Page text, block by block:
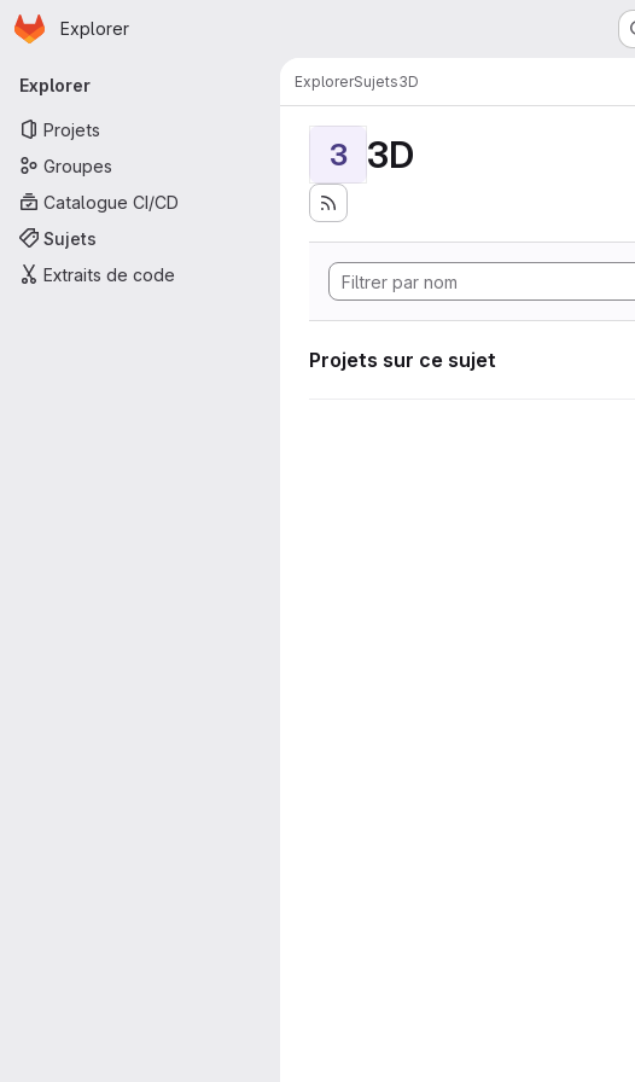
Passer au contenu principal
Page d'accueil
Explorer
Navigation principale
Explorer
Projets
Groupes
Catalogue CI/CD
Sujets
Extraits de code
ExplorerSujets3D
3 3D
Projets sur ce sujet